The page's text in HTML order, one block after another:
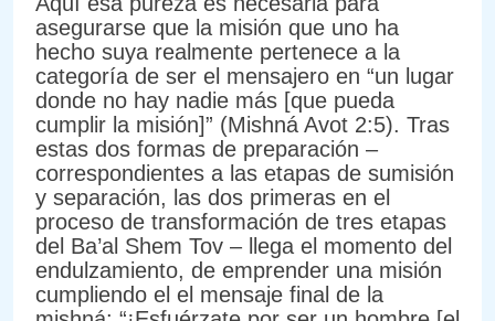
asegurarse que la misión que uno ha
hecho suya realmente pertenece a la
categoría de ser el mensajero en “un lugar
donde no hay nadie más [que pueda
cumplir la misión]” (Mishná Avot 2:5). Tras
estas dos formas de preparación –
correspondientes a las etapas de sumisión
y separación, las dos primeras en el
proceso de transformación de tres etapas
del Ba’al Shem Tov – llega el momento del
endulzamiento, de emprender una misión
cumpliendo el el mensaje final de la